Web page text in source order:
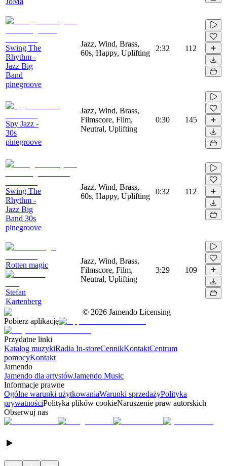
Swing The
Rhythm -
Jazz Big
Band
pinegroove
Jazz, Wind, Brass,
60s, Happy, Uplifting
2:32 112
Spy Jazz -
30s
pinegroove
Jazz, Wind, Brass,
Filmscore, Film,
Neutral, Uplifting
0:30 145
Swing The
Rhythm -
Jazz Big
Band 30s
pinegroove
Jazz, Wind, Brass,
60s, Happy, Uplifting
0:32 112
Rotten magic
Stefan
Kartenberg
Jazz, Wind, Brass,
Filmscore, Film,
Neutral, Uplifting
3:29 109
© 2026 Jamendo Licensing
Pobierz aplikację
Przydatne linki
Katalog muzykiRadia In-storeCennikKontaktCentrum
pomocyKontakt
Jamendo
Jamendo dla artystówJamendo Music
Informacje prawne
Ogólne warunki użytkowaniaWarunki sprzedażyPolityka
prywatnościPolityka plików cookieNaruszenie praw autorskich
Obserwuj nas